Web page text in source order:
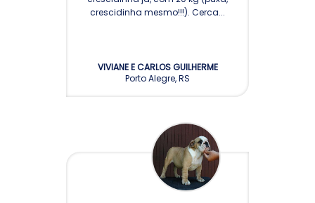
crescidinha mesmo!!!). Cerca...
VIVIANE E CARLOS GUILHERME
Porto Alegre, RS